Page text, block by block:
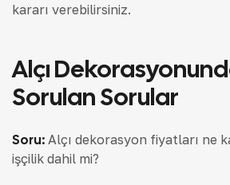
kararı verebilirsiniz.
Alçı
Sorulan Sorular
Soru: Alçı dekorasyon fiyatları ne
işçilik dahil mi?